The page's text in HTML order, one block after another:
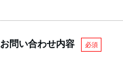
お問い合わせ内容 必須